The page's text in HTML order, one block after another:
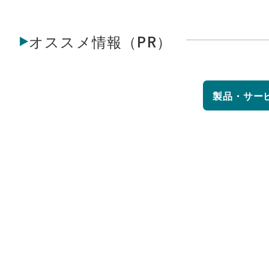
オススメ情報（PR）
製品・サー